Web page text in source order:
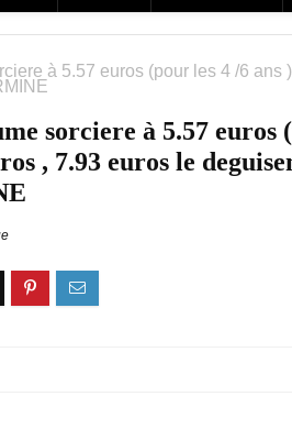
à 5.57 euros (pour les 4 /6 ans
sorciere à 5.57 euros
, 7.93 euros le